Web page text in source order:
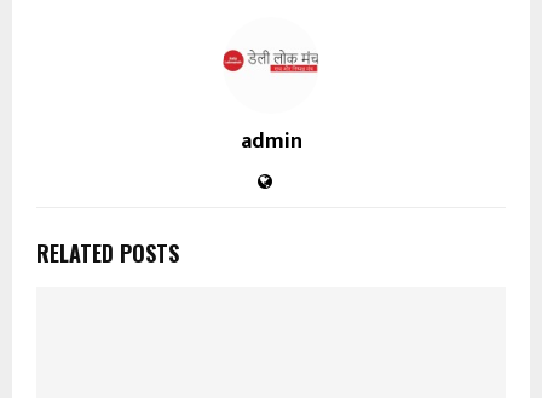
admin
RELATED POSTS